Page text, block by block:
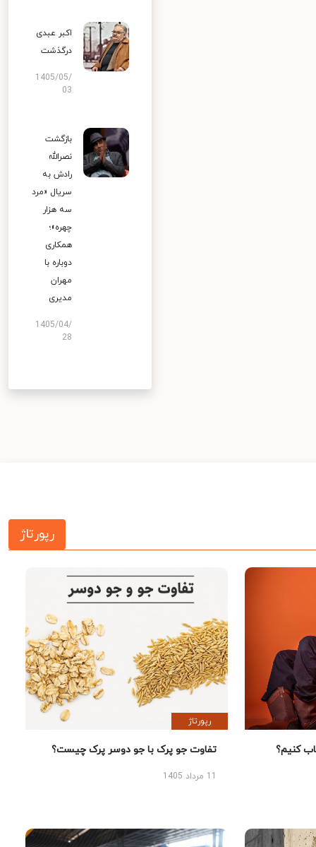
اکبر عبدی
درگذشت
1405/05/
03
بازگشت
نصرالله
رادش به
سریال «مرد
سه هزار
چهره»؛
همکاری
دوباره با
مهران
مدیری
1405/04/
28
رپورتاژ
کنیم؟
رپورتاژ
تفاوت جو پرک با جو دوسر پرک چیست؟